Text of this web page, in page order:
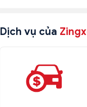
Dịch vụ của